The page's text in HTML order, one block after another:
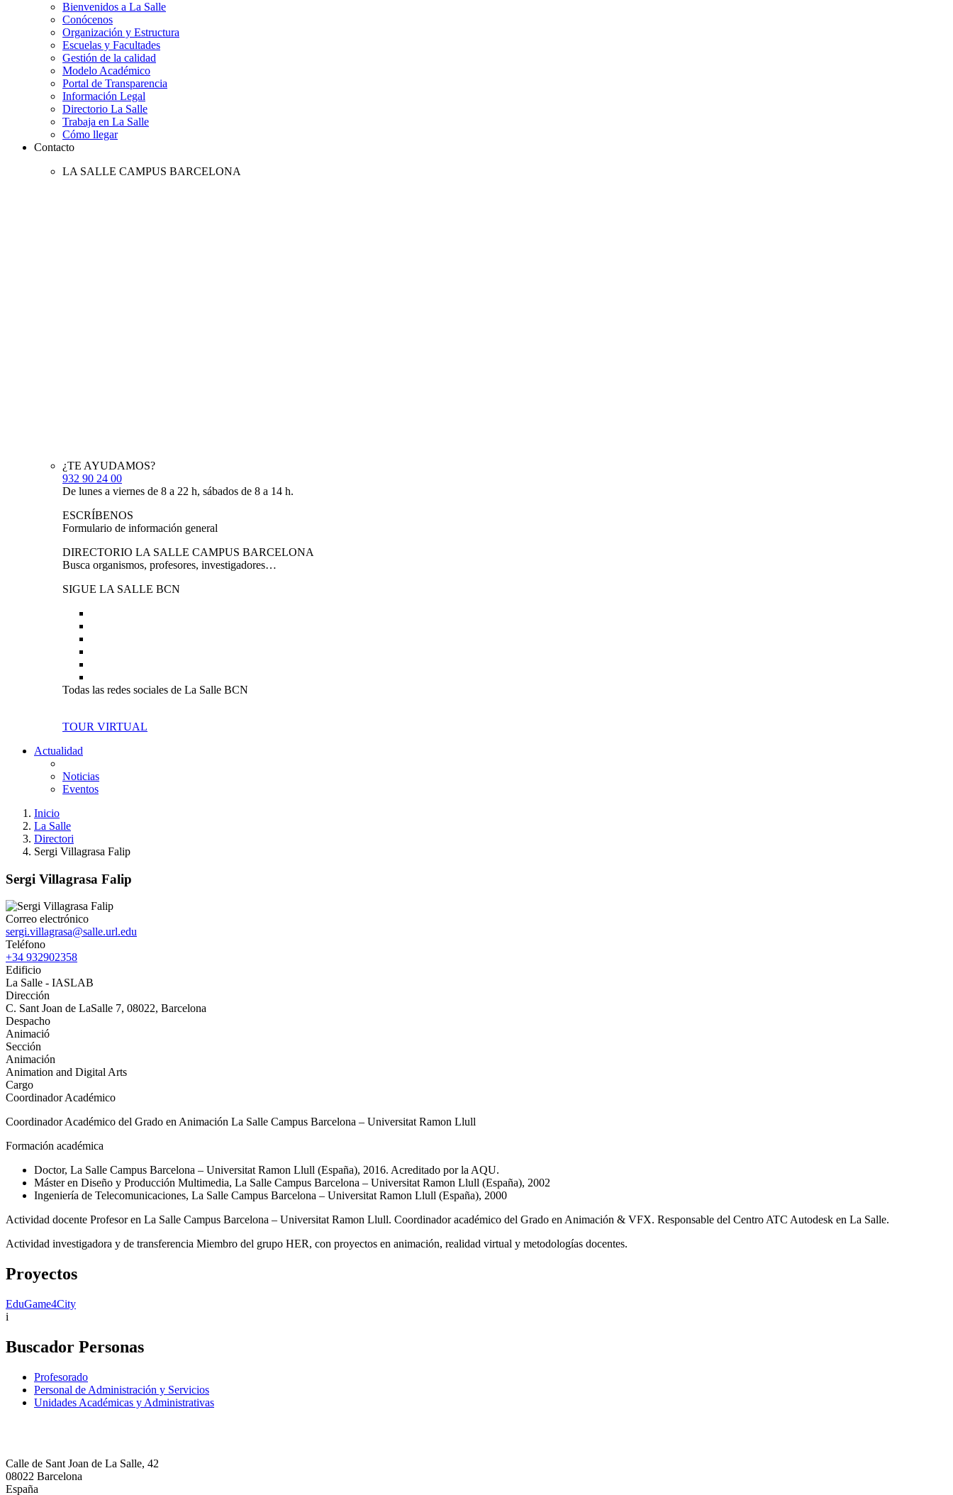
Bienvenidos a La Salle
Conócenos
Organización y Estructura
Escuelas y Facultades
Gestión de la calidad
Modelo Académico
Portal de Transparencia
Información Legal
Directorio La Salle
Trabaja en La Salle
Cómo llegar
Contacto
LA SALLE CAMPUS BARCELONA
¿TE AYUDAMOS?
932 90 24 00
De lunes a viernes de 8 a 22 h, sábados de 8 a 14 h.
ESCRÍBENOS
Formulario de información general
DIRECTORIO LA SALLE CAMPUS BARCELONA
Busca organismos, profesores, investigadores…
SIGUE LA SALLE BCN
Todas las redes sociales de La Salle BCN
TOUR VIRTUAL
Actualidad
Noticias
Eventos
Inicio
La Salle
Directori
Sergi Villagrasa Falip
Sergi Villagrasa Falip
Correo electrónico
sergi.villagrasa@salle.url.edu
Teléfono
+34 932902358
Edificio
La Salle - IASLAB
Dirección
C. Sant Joan de LaSalle 7, 08022, Barcelona
Despacho
Animació
Sección
Animación
Animation and Digital Arts
Cargo
Coordinador Académico
Coordinador Académico del Grado en Animación La Salle Campus Barcelona – Universitat Ramon Llull
Formación académica
Doctor, La Salle Campus Barcelona – Universitat Ramon Llull (España), 2016. Acreditado por la AQU.
Máster en Diseño y Producción Multimedia, La Salle Campus Barcelona – Universitat Ramon Llull (España), 2002
Ingeniería de Telecomunicaciones, La Salle Campus Barcelona – Universitat Ramon Llull (España), 2000
Actividad docente Profesor en La Salle Campus Barcelona – Universitat Ramon Llull. Coordinador académico del Grado en Animación & VFX. Responsable del Centro ATC Autodesk en La Salle.
Actividad investigadora y de transferencia Miembro del grupo HER, con proyectos en animación, realidad virtual y metodologías docentes.
Proyectos
EduGame4City
i
Buscador Personas
Profesorado
Personal de Administración y Servicios
Unidades Académicas y Administrativas
Calle de Sant Joan de La Salle, 42
08022 Barcelona
España